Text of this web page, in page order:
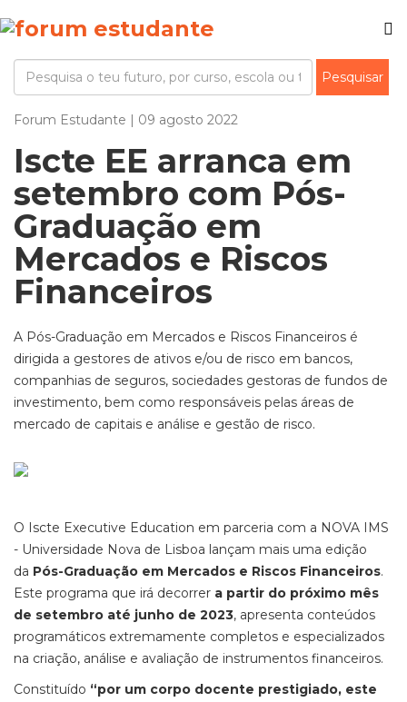
Forum Estudante | 09 agosto 2022
Iscte EE arranca em
setembro com Pós-
Graduação em
Mercados e Riscos
Financeiros
A Pós-Graduação em Mercados e Riscos Financeiros é
dirigida a gestores de ativos e/ou de risco em bancos,
companhias de seguros, sociedades gestoras de fundos de
investimento, bem como responsáveis pelas áreas de
mercado de capitais e análise e gestão de risco.
O Iscte Executive Education em parceria com a NOVA IMS
- Universidade Nova de Lisboa lançam mais uma edição
da Pós-Graduação em Mercados e Riscos Financeiros.
Este programa que irá decorrer a partir do próximo mês
de setembro até junho de 2023, apresenta conteúdos
programáticos extremamente completos e especializados
na criação, análise e avaliação de instrumentos financeiros.
Constituído “por um corpo docente prestigiado, este